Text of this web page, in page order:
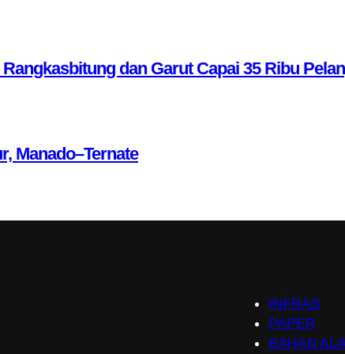
dan Garut Capai 35 Ribu
Manado–Ternate
INFRAS
PAPER
BAHAN